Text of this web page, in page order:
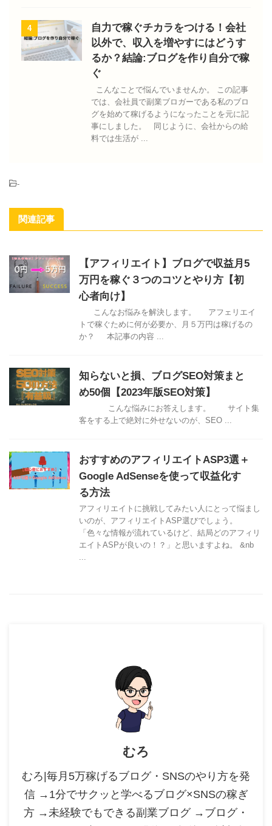
4
自力で稼ぐチカラをつける！会社
以外で、収入を増やすにはどうす
るか？結論:ブログを作り自分で稼
ぐ
こんなことで悩んでいませんか。 この記事
では、会社員で副業ブロガーである私のブロ
グを始めて稼げるようになったことを元に記
事にしました。 同じように、会社からの給
料では生活が ...
-
関連記事
【アフィリエイト】ブログで収益月5
万円を稼ぐ３つのコツとやり方【初
心者向け】
こんなお悩みを解決します。 アフェリエイ
トで稼ぐために何が必要か、月５万円は稼げるの
か？ 本記事の内容 ...
知らないと損、ブログSEO対策まと
め50個【2023年版SEO対策】
こんな悩みにお答えします。 サイト集
客をする上で絶対に外せないのが、SEO ...
おすすめのアフィリエイトASP3選＋
Google AdSenseを使って収益化す
る方法
アフィリエイトに挑戦してみたい人にとって悩まし
いのが、アフィリエイトASP選びでしょう。
「色々な情報が流れているけど、結局どのアフィリ
エイトASPが良いの！？」と思いますよね。 &nb
...
むろ
むろ|毎月5万稼げるブログ・SNSのやり方を発
信 →1分でサクッと学べるブログ×SNSの稼ぎ
方 →未経験でもできる副業ブログ →ブログ・